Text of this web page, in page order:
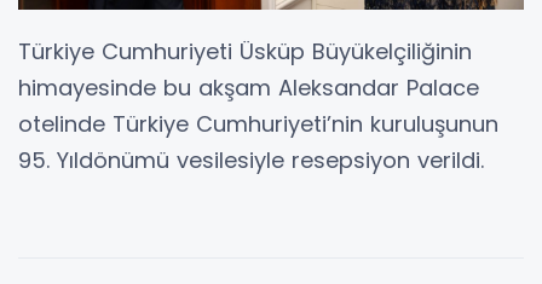
Türkiye Cumhuriyeti Üsküp Büyükelçiliğinin
himayesinde bu akşam Aleksandar Palace
otelinde Türkiye Cumhuriyeti’nin kuruluşunun
95. Yıldönümü vesilesiyle resepsiyon verildi.